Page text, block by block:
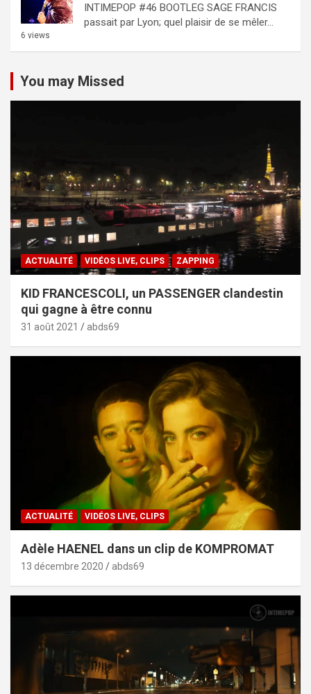
INTIMEPOP #46 BOOTLEG SAGE FRANCIS
passait par Lyon; quel plaisir de se mêler...
6 views
You may Missed
ACTUALITÉ VIDÉOS LIVE, CLIPS ZAPPING
KID FRANCESCOLI, un PASSENGER clandestin
qui gagne à être connu
31 août 2021 abds69
ACTUALITÉ VIDÉOS LIVE, CLIPS
Adèle HAENEL dans un clip de KOMPROMAT
13 décembre 2020 abds69